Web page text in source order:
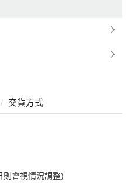
交貨方式
則會視情況調整)